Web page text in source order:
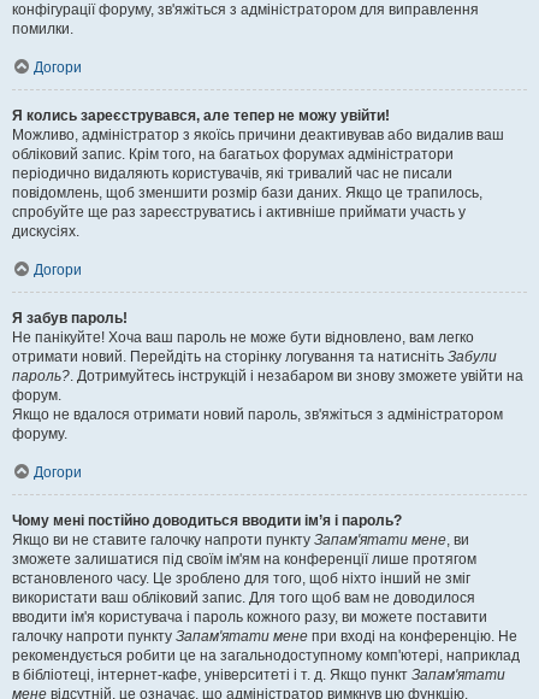
конфігурації форуму, зв'яжіться з адміністратором для виправлення
помилки.
Догори
Я колись зареєструвався, але тепер не можу увійти!
Можливо, адміністратор з якоїсь причини деактивував або видалив ваш
обліковий запис. Крім того, на багатьох форумах адміністратори
періодично видаляють користувачів, які тривалий час не писали
повідомлень, щоб зменшити розмір бази даних. Якщо це трапилось,
спробуйте ще раз зареєструватись і активніше приймати участь у
дискусіях.
Догори
Я забув пароль!
Не панікуйте! Хоча ваш пароль не може бути відновлено, вам легко
отримати новий. Перейдіть на сторінку логування та натисніть Забули
пароль?. Дотримуйтесь інструкцій і незабаром ви знову зможете увійти на
форум.
Якщо не вдалося отримати новий пароль, зв'яжіться з адміністратором
форуму.
Догори
Чому мені постійно доводиться вводити ім’я і пароль?
Якщо ви не ставите галочку напроти пункту Запам'ятати мене, ви
зможете залишатися під своїм ім'ям на конференції лише протягом
встановленого часу. Це зроблено для того, щоб ніхто інший не зміг
використати ваш обліковий запис. Для того щоб вам не доводилося
вводити ім'я користувача і пароль кожного разу, ви можете поставити
галочку напроти пункту Запам'ятати мене при вході на конференцію. Не
рекомендується робити це на загальнодоступному комп'ютері, наприклад
в бібліотеці, інтернет-кафе, університеті і т. д. Якщо пункт Запам'ятати
мене відсутній, це означає, що адміністратор вимкнув цю функцію.